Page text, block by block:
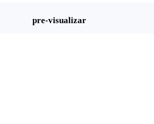
pre-visualizar